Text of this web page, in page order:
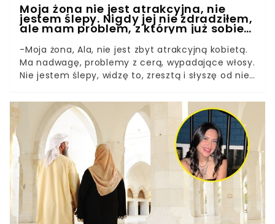
Moja żona nie jest atrakcyjna, nie
jestem ślepy. Nigdy jej nie zdradziłem,
ale mam problem, z którym już sobie
-Moja żona, Ala, nie jest zbyt atrakcyjną kobietą.
Ma nadwagę, problemy z cerą, wypadające włosy.
Nie jestem ślepy, widzę to, zresztą i słyszę od niej
jednej z grup internetowych mężczyzna, który ma
w związku ze swoją sytuacją poważny problem.